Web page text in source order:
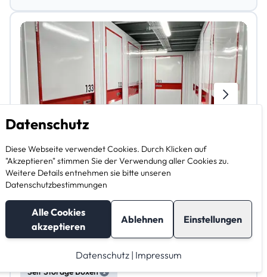
18,6 km Rodenbach - Gelnhäuser Str. 21
Storage21 GmbH Rodenbach
Self Storage Boxen
Datenschutz
Diese Webseite verwendet Cookies. Durch Klicken auf
"Akzeptieren" stimmen Sie der Verwendung aller Cookies zu.
Weitere Details entnehmen sie bitte unseren
Datenschutzbestimmungen
Alle Cookies
akzeptieren
Ablehnen Einstellungen
Datenschutz | Impressum